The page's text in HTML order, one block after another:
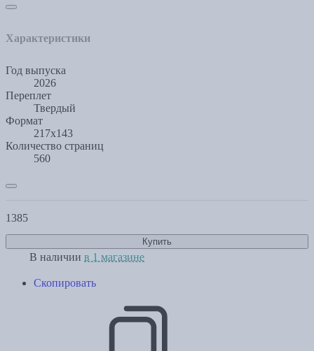
Характеристики
Год выпуска
2026
Переплет
Твердый
Формат
217x143
Количество страниц
560
1385
Купить
В наличии в 1 магазине
Скопировать